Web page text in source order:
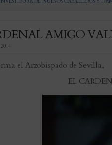
DE NUEVOS CABALLEROS Y
AMIGO
el Arzobispado de Sevilla,
EL